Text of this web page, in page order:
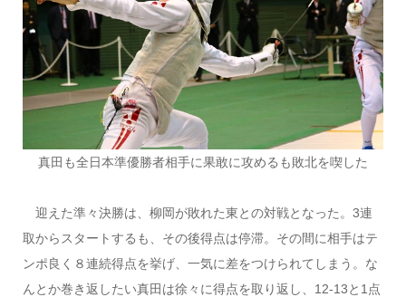
真田も全日本準優勝者相手に果敢に攻めるも敗北を喫した
迎えた準々決勝は、柳岡が敗れた東との対戦となった。3連
取からスタートするも、その後得点は停滞。その間に相手はテ
ンポ良く８連続得点を挙げ、一気に差をつけられてしまう。な
んとか巻き返したい真田は徐々に得点を取り返し、12-13と1点